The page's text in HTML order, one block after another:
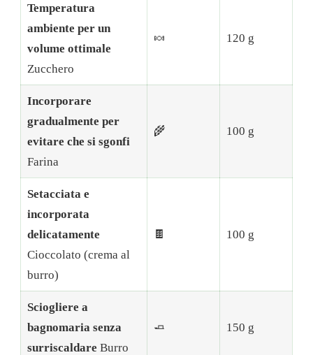
Temperatura
ambiente per un
volume ottimale
Zucchero
🍬 120 g
Incorporare
gradualmente per
evitare che si sgonfi
Farina
🌾 100 g
Setacciata e
incorporata
delicatamente
Cioccolato (crema al
burro)
🍫 100 g
Sciogliere a
bagnomaria senza
surriscaldare Burro
🧈 150 g